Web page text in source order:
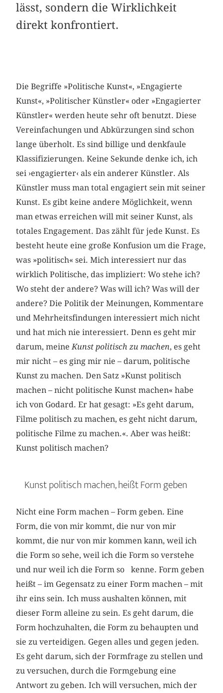
lässt, sondern die Wirklichkeit
direkt konfrontiert.
Die Begriffe »Politische Kunst«, »Engagierte
Kunst«, »Politischer Künstler« oder »Engagierter
Künstler« werden heute sehr oft benutzt. Diese
Verein­fachungen und Abkürzungen sind schon
lange überholt. Es sind billige und denkfaule
Klassifizierungen. Keine Sekunde denke ich, ich
sei ›engagierter‹ als ein anderer Künstler. Als
Künstler muss man total engagiert sein mit seiner
Kunst. Es gibt keine andere Möglichkeit, wenn
man etwas erreichen will mit seiner Kunst, als
totales Engagement. Das zählt für jede Kunst. Es
besteht heute eine große Konfusion um die Frage,
was »politisch« sei. Mich interessiert nur das
wirklich Politische, das impliziert: Wo stehe ich?
Wo steht der andere? Was will ich? Was will der
andere? Die Politik der Meinungen, Kommentare
und Mehrheitsfindungen interessiert mich nicht
und hat mich nie interessiert. Denn es geht mir
darum, meineKunst politisch zu machen, es geht
mir nicht – es ging mir nie – darum, politische
Kunst zu machen. Den Satz »Kunst politisch
machen – nicht politische Kunst machen« habe
ich von Godard. Er hat gesagt: »Es geht darum,
Filme politisch zu machen, es geht nicht darum,
politische Filme zu machen.«. Aber was heißt:
Kunst politisch machen?
Kunst politisch machen, heißt Form geben
Nicht eine Form machen – Form geben. Eine
Form, die von mir kommt, die nur von mir
kommt, die nur von mir kommen kann, weil ich
die Form so sehe, weil ich die Form so verstehe
und nur weil ich die Form so kenne. Form geben
heißt – im Gegensatz zu einer Form machen – mit
ihr eins sein. Ich muss aushalten können, mit
dieser Form alleine zu sein. Es geht darum, die
Form hochzuhalten, die Form zu behaupten und
sie zu verteidigen. Gegen alles und gegen jeden.
Es geht darum, sich der Formfrage zu stellen und
zu versuchen, durch die Formgebung eine
Antwort zu geben. Ich will versuchen, mich der